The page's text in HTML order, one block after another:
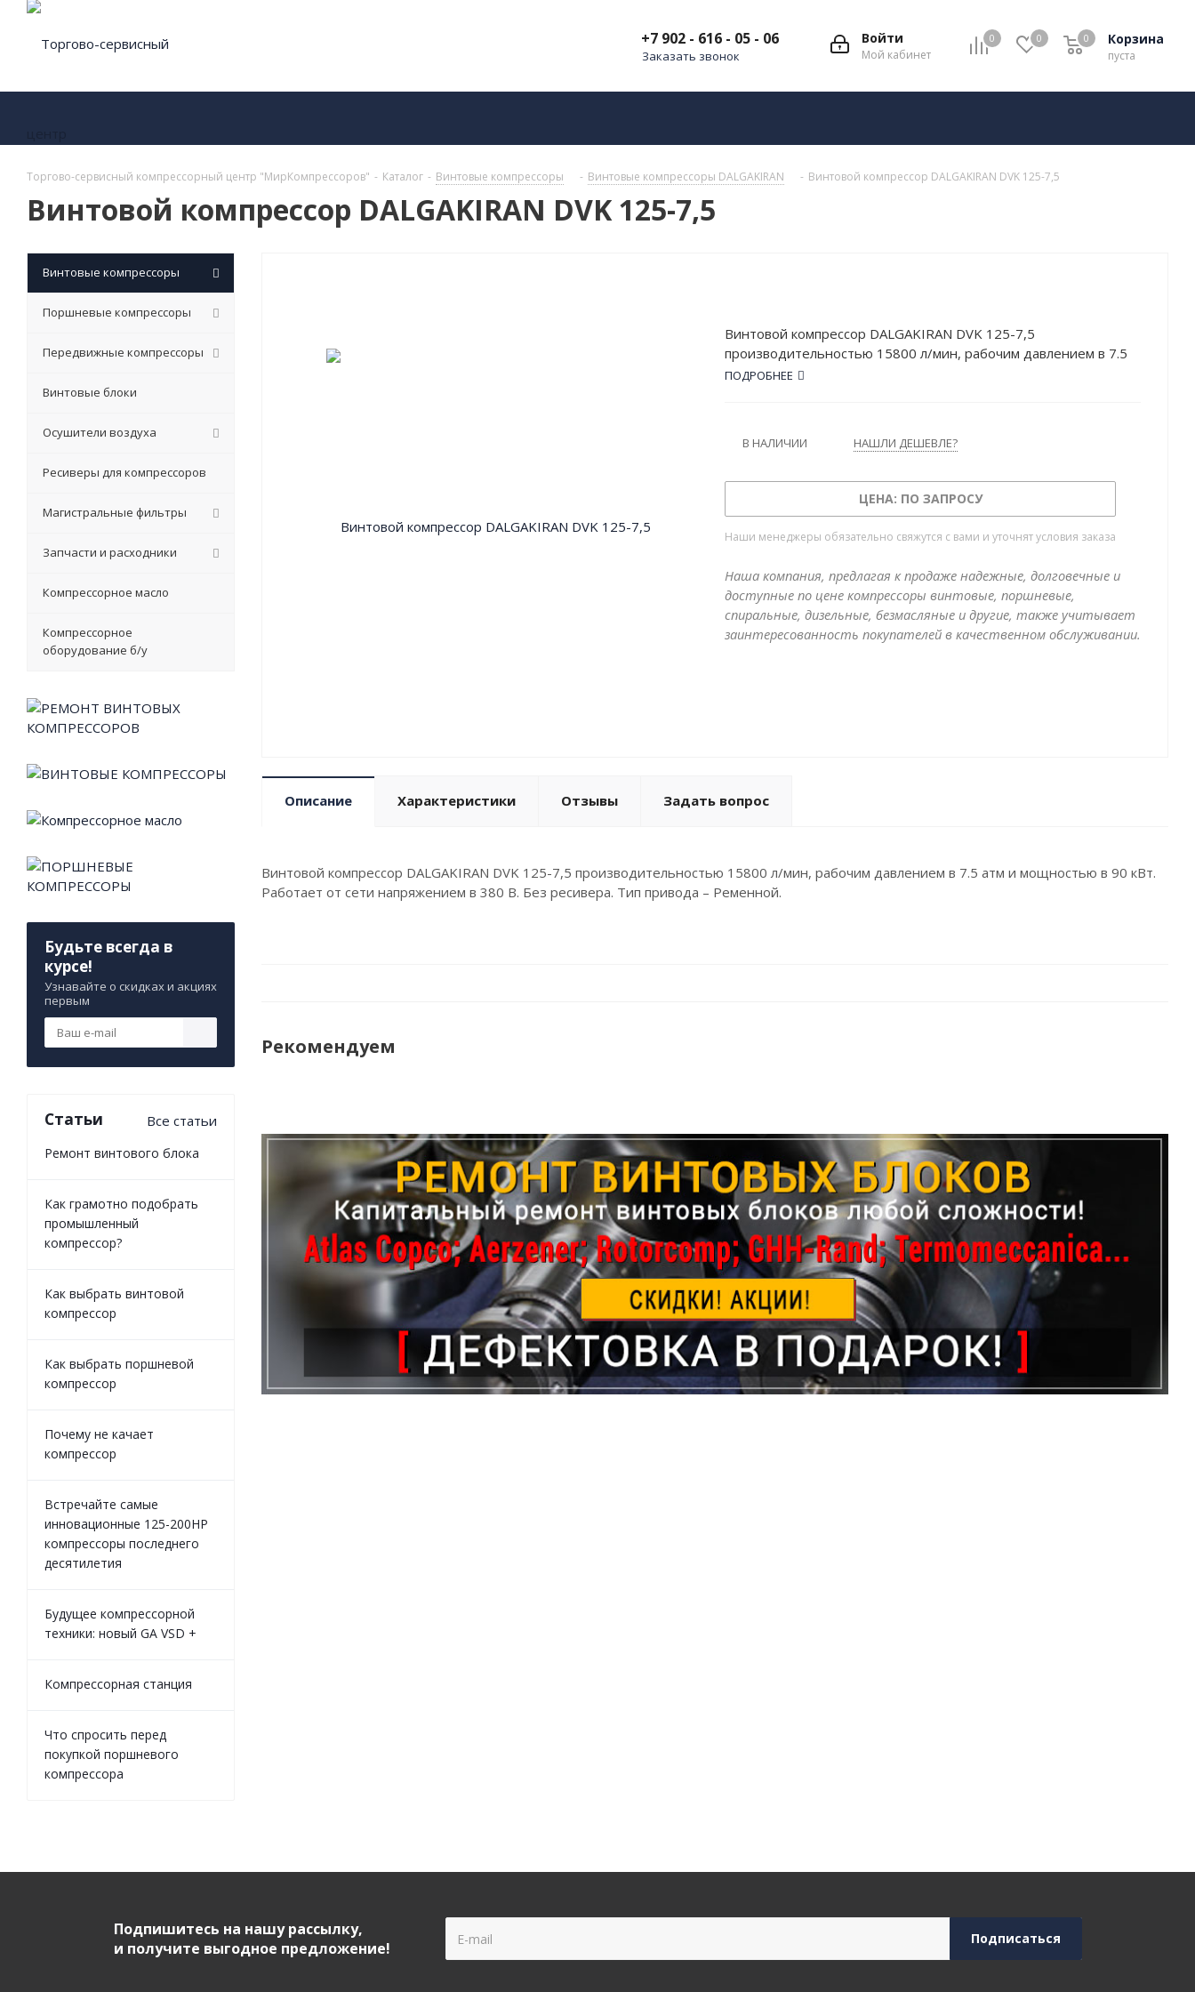
0 0 Корзина
пуста
0
Войти
Мой кабинет
+7 902 - 616 - 05 - 06
Заказать звонок
Торгово-сервисный компрессорный центр "МирКомпрессоров" - Каталог - Винтовые компрессоры - Винтовые компрессоры DALGAKIRAN - Винтовой компрессор DALGAKIRAN DVK 125-7,5
Винтовой компрессор DALGAKIRAN DVK 125-7,5
Винтовой компрессор DALGAKIRAN DVK 125-7,5
производительностью 15800 л/мин, рабочим давлением в 7.5
атм и мощностью в 90 кВт. Работает от сети напряжением в
ПОДРОБНЕЕ
В НАЛИЧИИ НАШЛИ ДЕШЕВЛЕ?
ЦЕНА: ПО ЗАПРОСУ
Наши менеджеры обязательно свяжутся с вами и уточнят условия заказа
Наша компания, предлагая к продаже надежные, долговечные и
доступные по цене компрессоры винтовые, поршневые,
спиральные, дизельные, безмасляные и другие, также учитывает
заинтересованность покупателей в качественном обслуживании.
Описание Характеристики Отзывы Задать вопрос
Винтовой компрессор DALGAKIRAN DVK 125-7,5 производительностью 15800 л/мин, рабочим давлением в 7.5 атм и мощностью в 90 кВт.
Работает от сети напряжением в 380 В. Без ресивера. Тип привода – Ременной.
Рекомендуем
Винтовые компрессоры
Поршневые компрессоры
Передвижные компрессоры
Винтовые блоки
Осушители воздуха
Ресиверы для компрессоров
Магистральные фильтры
Запчасти и расходники
Компрессорное масло
Компрессорное
оборудование б/у
Будьте всегда в
курсе!
Узнавайте о скидках и акциях
первым
Статьи Все статьи
Ремонт винтового блока
Как грамотно подобрать
промышленный
компрессор?
Как выбрать винтовой
компрессор
Как выбрать поршневой
компрессор
Почему не качает
компрессор
Встречайте самые
инновационные 125-200HP
компрессоры последнего
десятилетия
Будущее компрессорной
техники: новый GA VSD +
Компрессорная станция
Что спросить перед
покупкой поршневого
компрессора
Подпишитесь на нашу рассылку,
и получите выгодное предложение!